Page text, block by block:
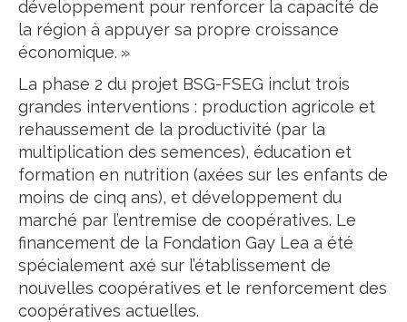
développement pour renforcer la capacité de
la région à appuyer sa propre croissance
économique. »
La phase 2 du projet BSG-FSEG inclut trois
grandes interventions : production agricole et
rehaussement de la productivité (par la
multiplication des semences), éducation et
formation en nutrition (axées sur les enfants de
moins de cinq ans), et développement du
marché par l’entremise de coopératives. Le
financement de la Fondation Gay Lea a été
spécialement axé sur l’établissement de
nouvelles coopératives et le renforcement des
coopératives actuelles.